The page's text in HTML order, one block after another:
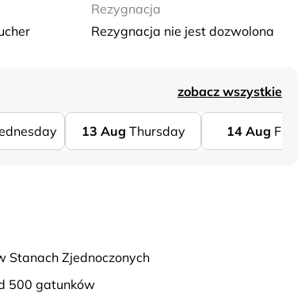
Rezygnacja
Rezygnacja nie jest dozwolona
zobacz wszystkie
13 Aug Thursday 14 Aug Friday
Stanach Zjednoczonych
500 gatunków